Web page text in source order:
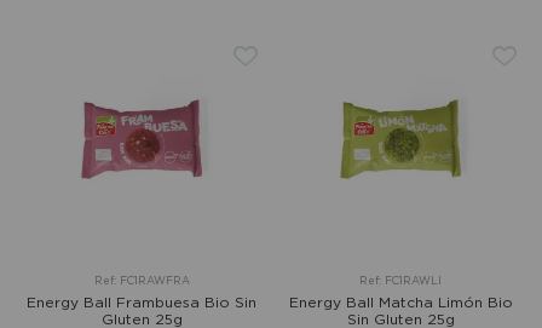
Ref: FC1RAWFRA
Energy Ball Frambuesa Bio Sin
Gluten 25g
Ref: FC1RAWLI
Energy Ball Matcha Limón Bio
Sin Gluten 25g